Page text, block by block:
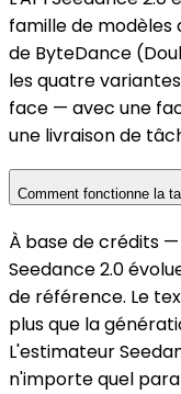
famille de modèles
de ByteDance
les quatre
face — avec une
une livraison de
Comment fonctionne la
À base de crédits —
Seedance 2.0
de référence. Le
plus que la
L'estimateur
n'importe quel